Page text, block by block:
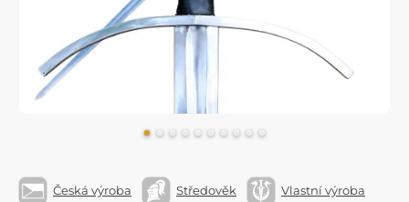
Česká výroba Středověk Vlastní výroba